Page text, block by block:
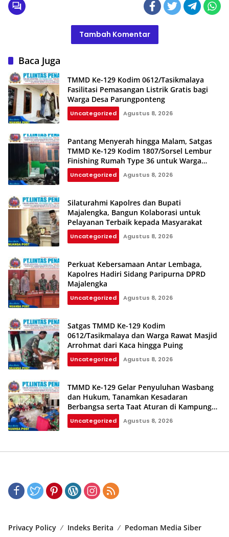
Tambah Komentar
Baca Juga
TMMD Ke-129 Kodim 0612/Tasikmalaya
Fasilitasi Pemasangan Listrik Gratis bagi
Warga Desa Parungponteng
Uncategorized Agustus 8, 2026
Pantang Menyerah hingga Malam, Satgas
TMMD Ke-129 Kodim 1807/Sorsel Lembur
Finishing Rumah Type 36 untuk Warga
Kampung Sesor
Uncategorized Agustus 8, 2026
Silaturahmi Kapolres dan Bupati
Majalengka, Bangun Kolaborasi untuk
Pelayanan Terbaik kepada Masyarakat
Uncategorized Agustus 8, 2026
Perkuat Kebersamaan Antar Lembaga,
Kapolres Hadiri Sidang Paripurna DPRD
Majalengka
Uncategorized Agustus 8, 2026
Satgas TMMD Ke-129 Kodim
0612/Tasikmalaya dan Warga Rawat Masjid
Arrohmat dari Kaca hingga Puing
Uncategorized Agustus 8, 2026
TMMD Ke-129 Gelar Penyuluhan Wasbang
dan Hukum, Tanamkan Kesadaran
Berbangsa serta Taat Aturan di Kampung
Sesor
Uncategorized Agustus 8, 2026
Privacy Policy Indeks Berita Pedoman Media Siber